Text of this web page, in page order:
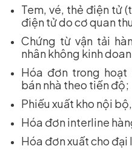
Tem, vé, thẻ điện tử
điện tử do cơ quan
Chứng từ vận tải
nhân không kinh
Hóa đơn trong
bán nhà theo tiến độ;
Phiếu xuất kho nội
Hóa đơn interline
Hóa đơn xuất cho đại